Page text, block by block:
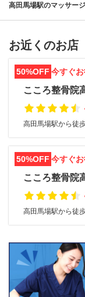
高田馬場駅のマッサー
お近くのお店
50%OFF 今すぐ
こころ整骨院
高田馬場駅から徒
50%OFF 今すぐ
こころ整骨院
高田馬場駅から徒